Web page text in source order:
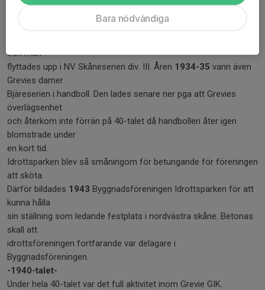
och man
flyttades upp i NV Skåneserien div. III. Åren 1934-35 vann även
Grevies damer
Bjäreserien i handboll. Den lades senare ner pga att Grevies
överlägsenhet
och återkom inte förrän på 40-talet då handbollen åter igen
blomstrade under
en kort tid.
Idrottsparken blev så småningom för betungande för föreningen
att sköta.
Därför bildades 1943 Byggnadsföreningen Idrottsparken för att
kunna hålla
sin ställning som ledande festplats i nordvästra skåne. Betonas
skall att
idrottsföreningen fortfarande var delägare i
Byggnadsföreningen.
-1940-talet-
Under hela 40-talet var det full aktivitet inom Grevie GIK.
Bara nödvändiga